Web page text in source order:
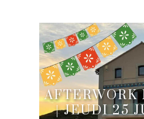
| JEUDI 25